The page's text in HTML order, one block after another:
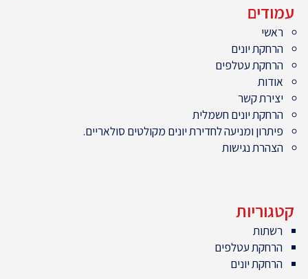
עמודים
ראשי
הרחקת יונים
הרחקת עטלפים
אודות
יצירת קשר
הרחקת יונים חשמלית
פיתרון ומניעה לחדירת יונים מקולטים סולאריים.
הצהרת נגישות
קטגוריות
רשתות
הרחקת עטלפים
הרחקת יונים